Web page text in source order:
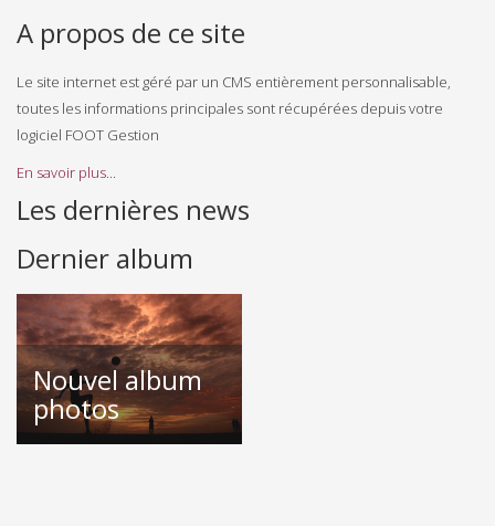
A propos de ce site
Le site internet est géré par un CMS entièrement personnalisable,
toutes les informations principales sont récupérées depuis votre
logiciel FOOT Gestion
En savoir plus...
Les dernières news
Dernier album
Nouvel album
photos